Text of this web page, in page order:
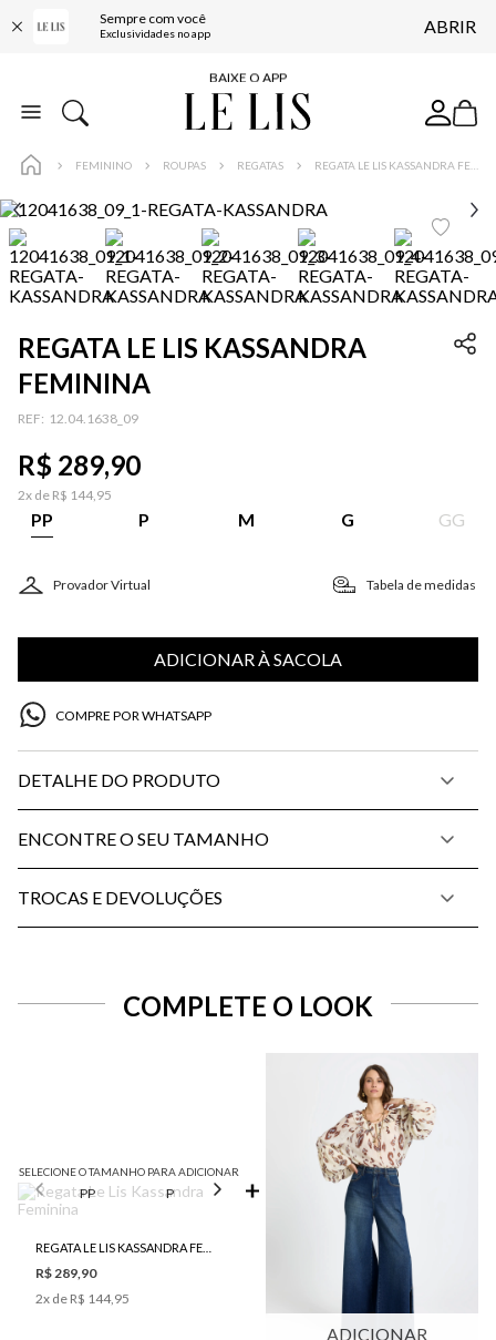
Sempre com você
Exclusividades no app ABRIR
FRETE GRÁTIS*
10% OFF NA PRIMEIRA COMPRA*
FRETE GRÁTIS*
BAIXE O APP
10% OFF NA PRIMEIRA COMPRA*
FEMININO ROUPAS REGATAS
REGATA LE LIS KASSANDRA
FEMININA
: 12.04.1638_09
R$ 289,90
2x de R$ 144,95
PP P M G GG
Provador Virtual Tabela de medidas
ADICIONAR À SACOLA
COMPRE POR WHATSAPP
DETALHE DO PRODUTO
ENCONTRE O SEU TAMANHO
TROCAS E DEVOLUÇÕES
COMPLETE O LOOK
SELECIONE O TAMANHO PARA ADICIONAR
PP P M
R$ 289,90
2x de R$ 144,95
ADICIONAR